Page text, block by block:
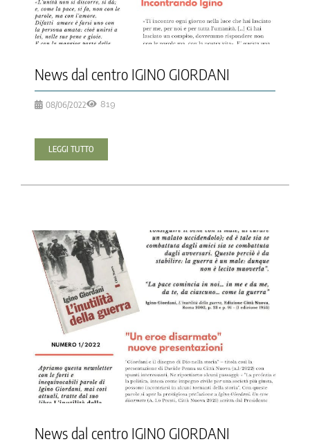
News dal centro IGINO GIORDANI
08/06/2022 819
LEGGI TUTTO
News dal centro IGINO GIORDANI